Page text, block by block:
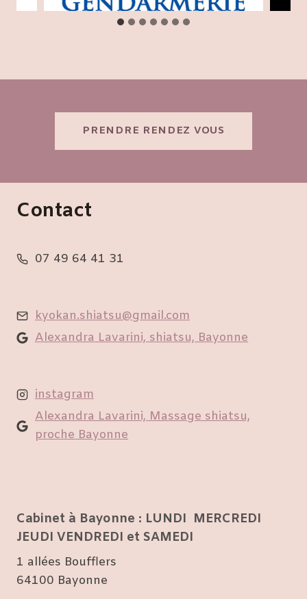
PRENDRE RENDEZ VOUS
Contact
07 49 64 41 31
kyokan.shiatsu@gmail.com
Alexandra Lavarini, shiatsu, Bayonne
instagram
Alexandra Lavarini, Massage shiatsu,
proche Bayonne
Cabinet à Bayonne : LUNDI MERCREDI
JEUDI VENDREDI et SAMEDI
1 allées Boufflers
64100 Bayonne